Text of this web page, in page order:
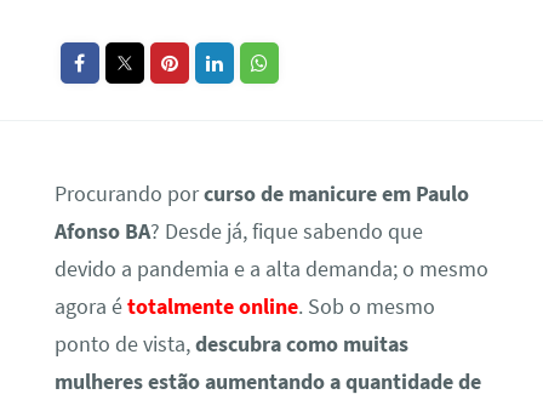
Procurando porcurso de manicure em Paulo
Afonso BA? Desde já, fique sabendo que
devido a pandemia e a alta demanda; o mesmo
agora étotalmente online. Sob o mesmo
ponto de vista,descubra como muitas
mulheres estão aumentando a quantidade de